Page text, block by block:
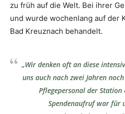
zu früh auf die Welt. Bei ihrer
und wurde wochenlang auf der
Bad Kreuznach behandelt.
„Wir denken oft an diese
uns auch nach zwei Jahren
Pflegepersonal der Station
Spendenaufruf war für